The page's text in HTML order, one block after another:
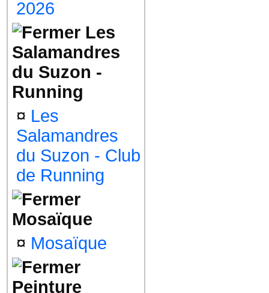
2026
Les
Salamandres
du Suzon -
Running
¤ Les
Salamandres
du Suzon - Club
de Running
Mosaïque
¤ Mosaïque
Peinture